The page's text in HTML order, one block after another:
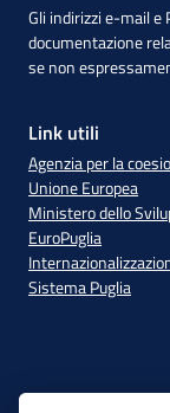
Gli indirizzi e-mail e
documentazione
se non
Link utili
Agenzia per la
Unione Europea
Ministero dello
EuroPuglia
Sistema Puglia